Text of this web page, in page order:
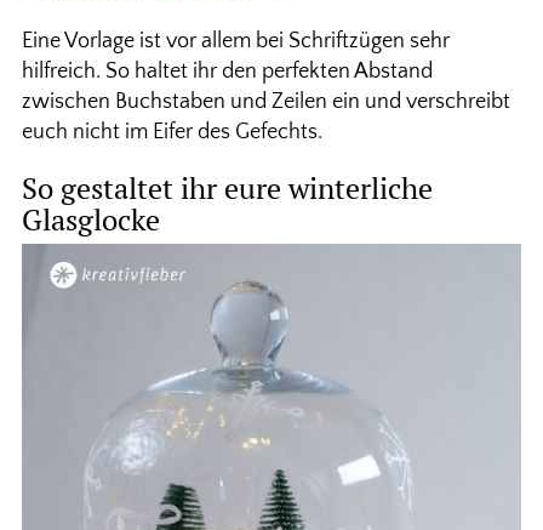
Eine Vorlage ist vor allem bei Schriftzügen sehr
hilfreich. So haltet ihr den perfekten Abstand
zwischen Buchstaben und Zeilen ein und verschreibt
euch nicht im Eifer des Gefechts.
So gestaltet ihr eure winterliche
Glasglocke